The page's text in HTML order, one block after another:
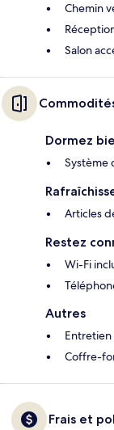
Chemin
Salon
Dormez
Système
Articles
Restez
Wi-Fi
Autres
Entretien
Coffre-
Frais et